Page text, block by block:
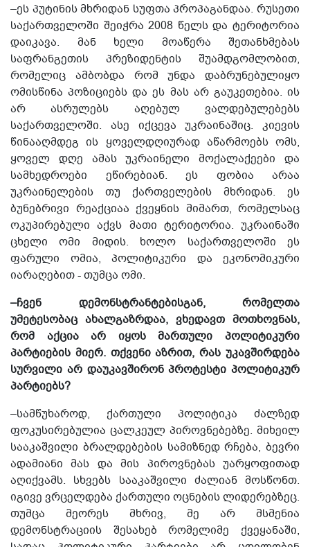
–ეს პუტინის მხრიდან სუფთა პროპაგანდაა. რუსეთი
საქართველოში შეიჭრა 2008 წელს და ტერიტორია
დაიკავა. მან ხელი მოაწერა შეთანხმებას
საფრანგეთის პრეზიდენტის შუამდგომლობით,
რომელიც ამბობდა რომ უნდა დაბრუნებულიყო
ომისწინა პოზიციებს და ეს მას არ გაუკეთებია. ის
არ ასრულებს აღებულ ვალდებულებებს
საქართველოში. ასე იქცევა უკრაინაშიც. კიევის
წინააღმდეგ ის ყოველდღიურად აწარმოებს ომს,
ყოველ დღე ამას უკრაინელი მოქალაქეები და
სამხედროები ეწირებიან. ეს ფობია არაა
უკრაინელების თუ ქართველების მხრიდან. ეს
ბუნებრივი რეაქციაა ქვეყნის მიმართ, რომელსაც
ოკუპირებული აქვს მათი ტერიტორია. უკრაინაში
ცხელი ომი მიდის. ხოლო საქართველოში ეს
ფარული ომია, პოლიტიკური და ეკონომიკური
იარაღებით - თუმცა ომი.
–ჩვენ დემონსტრანტებისგან, რომელთა
უმეტესობაც ახალგაზრდაა, ვხედავთ მოთხოვნას,
რომ აქცია არ იყოს მართული პოლიტიკური
პარტიების მიერ. თქვენი აზრით, რას უკავშირდება
სურვილი არ დაუკავშირონ პროტესტი პოლიტიკურ
პარტიებს?
–სამწუხაროდ, ქართული პოლიტიკა ძალზედ
ფოკუსირებულია ცალკეულ პიროვნებებზე. მიხეილ
სააკაშვილი ბრალდებების სამიზნედ რჩება, ბევრი
ადამიანი მას და მის პიროვნებას უარყოფითად
აღიქვამს. სხვებს სააკაშვილი ძალიან მოსწონთ.
იგივე ვრცელდება ქართული ოცნების ლიდერებზეც.
თუმცა მეორეს მხრივ, მე არ მსმენია
დემონსტრაციის შესახებ რომელიმე ქვეყანაში,